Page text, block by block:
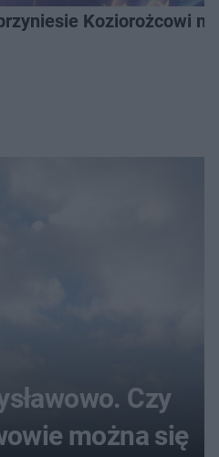
Koziorożcowi
Czy
można się